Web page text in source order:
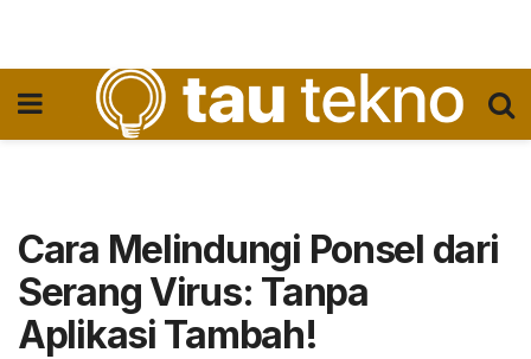
Cara Melindungi Ponsel dari
Serang Virus: Tanpa
Aplikasi Tambah!